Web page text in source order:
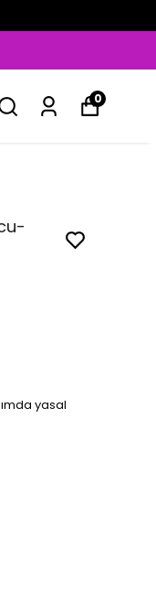
0
yasal